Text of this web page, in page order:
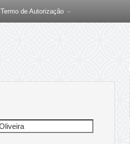
Termo de Autorização